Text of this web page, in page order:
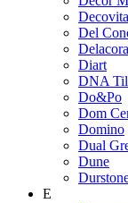
Decovita
Del
Delacora
Diart
DNA
Do&Po
Dom
Domino
Dual
Dune
E